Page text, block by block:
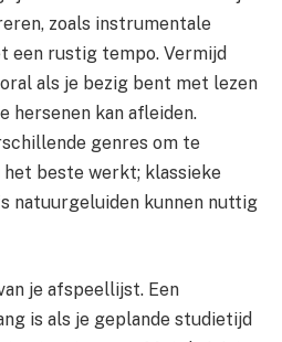
zoals instrumentale
een rustig tempo. Vermijd
als je bezig bent met lezen
hersenen kan afleiden.
genres om te
beste werkt; klassieke
natuurgeluiden kunnen nuttig
je afspeellijst. Een
is als je geplande studietijd